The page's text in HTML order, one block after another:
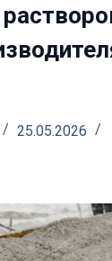
25.05.2026